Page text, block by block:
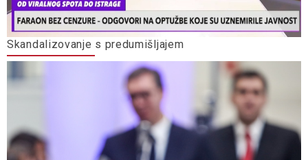
Skandalizovanje s predumišljajem